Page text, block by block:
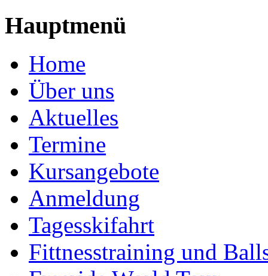
Hauptmenü
Home
Über uns
Aktuelles
Termine
Kursangebote
Anmeldung
Tagesskifahrt
Fittnesstraining und